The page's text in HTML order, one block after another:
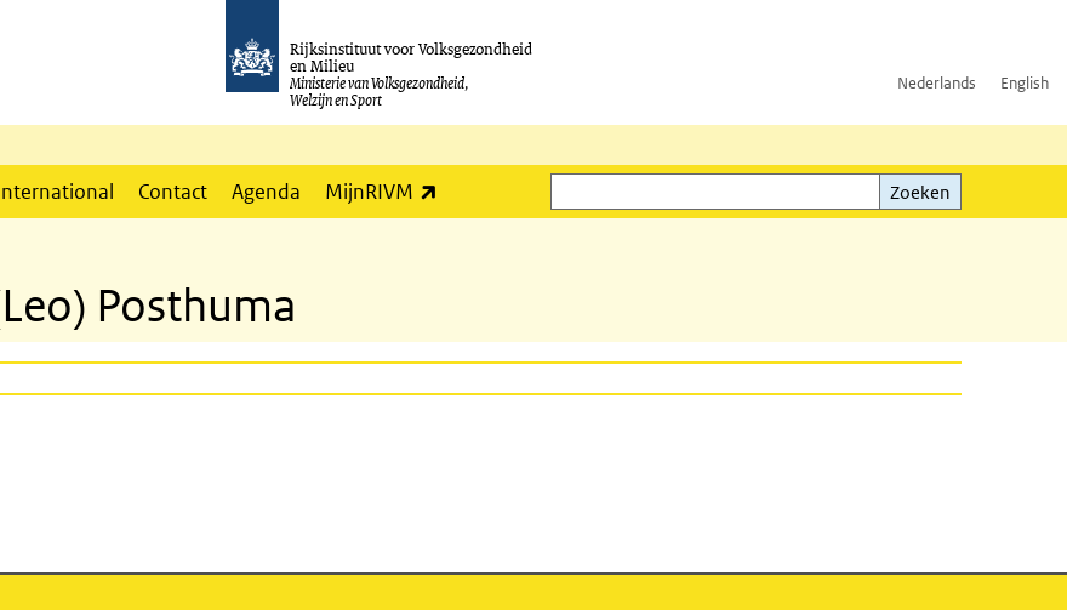
Rijksinstituut voor Volksgezondheid
en Milieu
Ministerie van Volksgezondheid,
Welzijn en Sport
Nederlands English
Contact Agenda MijnRIVM
Zoeken
Zoeken
Posthuma